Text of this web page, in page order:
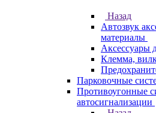
Назад
Автозвук
материалы
Аксессуары
Клемма,
Парковочные
Противоугонные
автосигнализации